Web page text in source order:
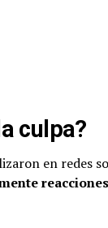
culpa?
en redes
reacciones